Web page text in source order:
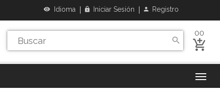
Idioma Iniciar Sesión Registro
00